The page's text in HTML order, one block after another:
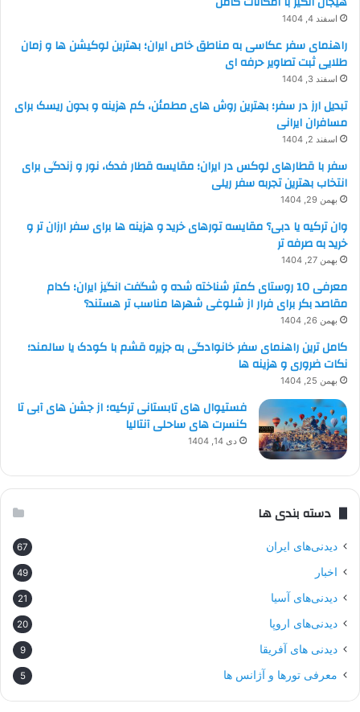
اسفند 4, 1404
راهنمای سفر عکاسی به مناطق خاص ایران؛ بهترین لوکیشن ها و زمان
طلایی ثبت تصاویر حرفه ای
اسفند 3, 1404
تبدیل ارز در سفر؛ بهترین روش های مطمئن، کم هزینه و بدون ریسک برای
مسافران ایرانی
اسفند 2, 1404
سفر با قطارهای لوکس در ایران؛ مقایسه قطار فدک، نور و زندگی برای
انتخاب بهترین تجربه سفر ریلی
بهمن 29, 1404
وان ترکیه یا دبی؟ مقایسه تورهای خرید و هزینه ها برای سفر ارزان تر و
خرید به صرفه تر
بهمن 27, 1404
معرفی 10 روستای کمتر شناخته شده و شگفت انگیز ایران؛ کدام
مقاصد بکر برای فرار از شلوغی شهرها مناسب تر هستند؟
بهمن 26, 1404
کامل ترین راهنمای سفر خانوادگی به جزیره قشم با کودک یا سالمند؛
نکات ضروری و هزینه ها
بهمن 25, 1404
فستیوال های تابستانی ترکیه؛ از جشن های آبی تا
کنسرت های ساحلی آنتالیا
دی 14, 1404
دسته بندی ها
دیدنی‌های ایران 67
اخبار 49
دیدنی‌های آسیا 21
دیدنی‌های اروپا 20
دیدنی های آفریقا 9
معرفی تورها و آژانس ها 5